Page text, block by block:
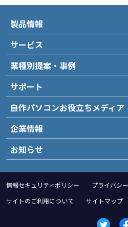
製品情報
サービス
業種別提案・事例
サポート
自作パソコンお役立ちメディア
企業情報
お知らせ
情報セキュリティポリシー プライバシ
サイトのご利用について
サイトマップ